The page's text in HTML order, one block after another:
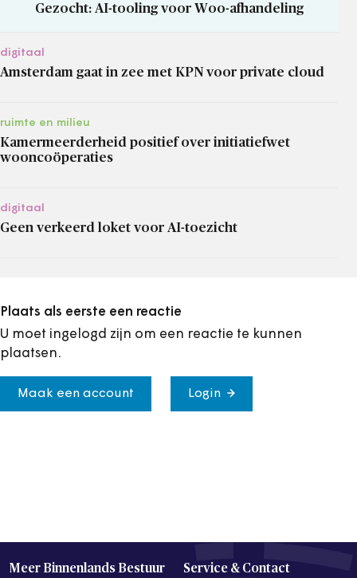
Gezocht: AI-tooling voor Woo-afhandeling
digitaal
Amsterdam gaat in zee met KPN voor private cloud
ruimte en milieu
Kamermeerderheid positief over initiatiefwet
wooncoöperaties
digitaal
Geen verkeerd loket voor AI-toezicht
Plaats als eerste een reactie
U moet ingelogd zijn om een reactie te kunnen
plaatsen.
Maak een account Login
Meer Binnenlands Bestuur Service & Contact